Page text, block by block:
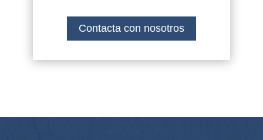
Contacta con nosotros